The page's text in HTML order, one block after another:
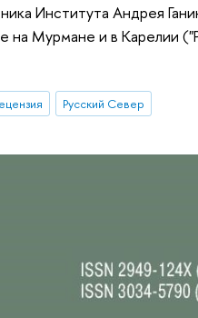
Института Андрея
на Мурмане и в Карелии
Русский Север